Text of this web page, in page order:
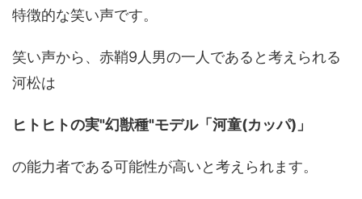
特徴的な笑い声です。
笑い声から、赤鞘9人男の一人であると考えられる
河松は
ヒトヒトの実"幻獣種"モデル「河童(カッパ)」
の能力者である可能性が高いと考えられます。